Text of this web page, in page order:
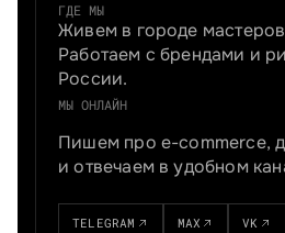
ГДЕ МЫ
Живем в городе
Работаем с брендами и
России.
МЫ ОНЛАЙН
Пишем про e-commerce,
и отвечаем в удобном
TELEGRAM MAX VK